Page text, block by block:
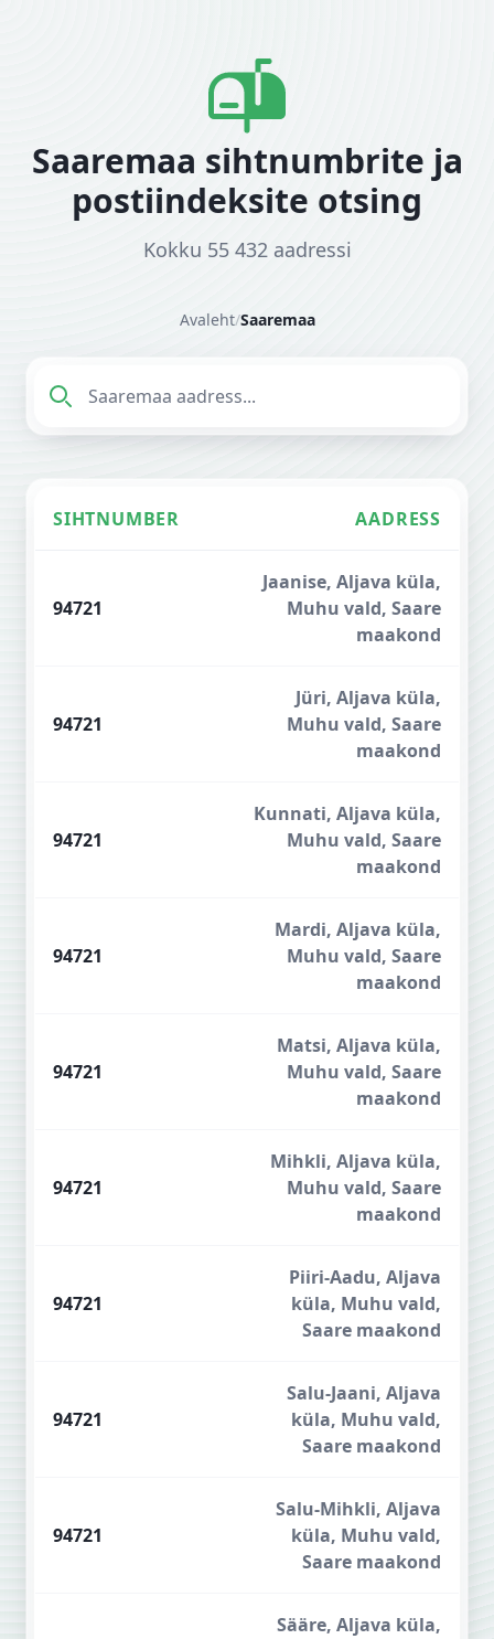
Saaremaa sihtnumbrite ja
postiindeksite otsing
Kokku 55 432 aadressi
Avaleht/Saaremaa
SIHTNUMBER AADRESS
94721
Jaanise, Aljava küla,
Muhu vald, Saare
maakond
94721
Jüri, Aljava küla,
Muhu vald, Saare
maakond
94721
Kunnati, Aljava küla,
Muhu vald, Saare
maakond
94721
Mardi, Aljava küla,
Muhu vald, Saare
maakond
94721
Matsi, Aljava küla,
Muhu vald, Saare
maakond
94721
Mihkli, Aljava küla,
Muhu vald, Saare
maakond
94721
Piiri-Aadu, Aljava
küla, Muhu vald,
Saare maakond
94721
Salu-Jaani, Aljava
küla, Muhu vald,
Saare maakond
94721
Salu-Mihkli, Aljava
küla, Muhu vald,
Saare maakond
Sääre, Aljava küla,